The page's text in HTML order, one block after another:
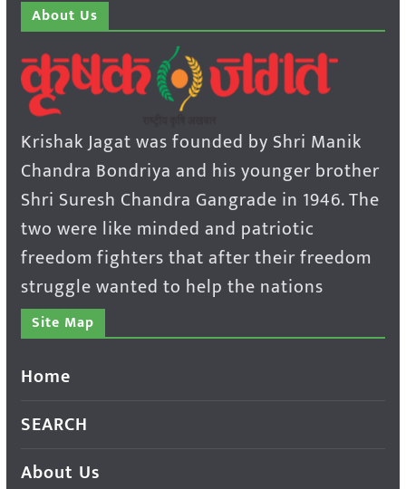
About Us
Krishak Jagat was founded by Shri Manik
Chandra Bondriya and his younger brother
Shri Suresh Chandra Gangrade in 1946. The
two were like minded and patriotic
freedom fighters that after their freedom
struggle wanted to help the nations
Site Map
Home
SEARCH
About Us